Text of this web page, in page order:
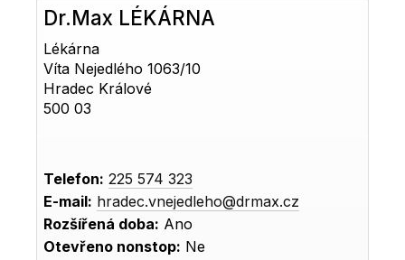
Dr.Max LÉKÁRNA
Lékárna
Víta Nejedlého 1063/10
Hradec Králové
500 03
Telefon: 225 574 323
E-mail: hradec.vnejedleho@drmax.cz
Rozšířená doba: Ano
Otevřeno nonstop: Ne